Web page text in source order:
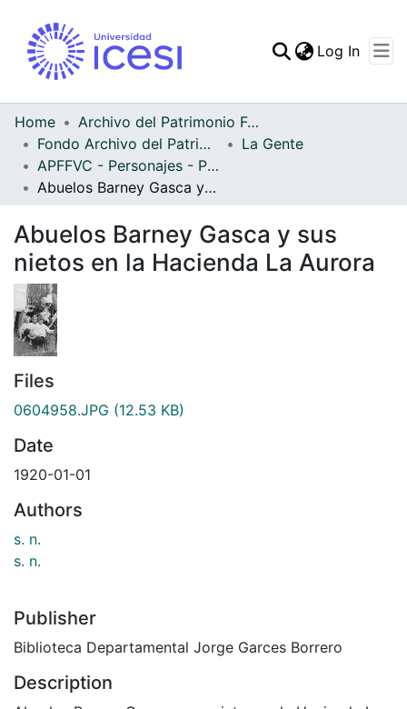
Statistics
Log In
Home
Archivo del Patrimonio Fotográfico y Fílmico del Valle del Cauca
Fondo Archivo del Patrimonio Fotográfico y Fílmico del Valle del Cauca
La Gente
APFFVC - Personajes - Patrimonial
Abuelos Barney Gasca y sus nietos en la Hacienda La Aurora
Abuelos Barney Gasca y sus
nietos en la Hacienda La Aurora
Files
0604958.JPG (12.53 KB)
Date
1920-01-01
Authors
s. n.
s. n.
Publisher
Biblioteca Departamental Jorge Garces Borrero
Description